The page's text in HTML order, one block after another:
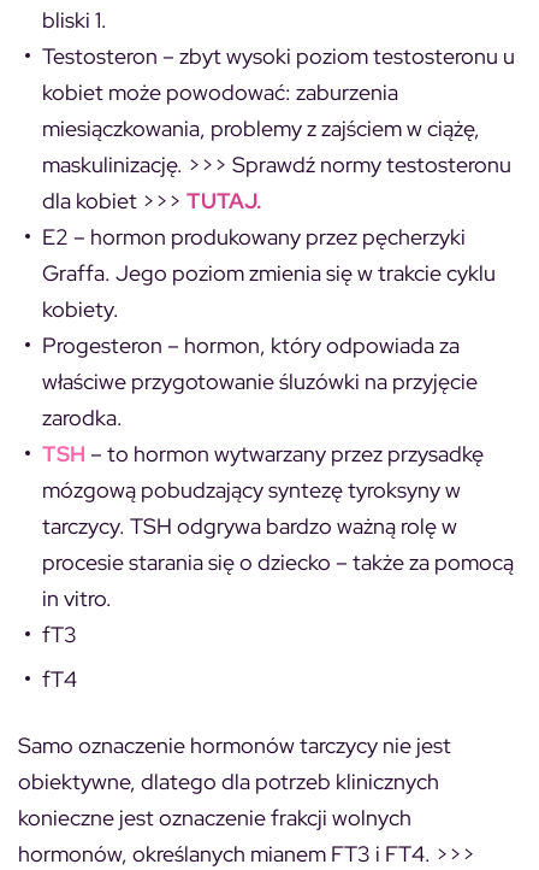
bliski 1.
Testosteron – zbyt wysoki poziom testosteronu u
kobiet może powodować: zaburzenia
miesiączkowania, problemy z zajściem w ciążę,
maskulinizację. >>> Sprawdź normy testosteronu
dla kobiet >>> TUTAJ.
E2 – hormon produkowany przez pęcherzyki
Graffa. Jego poziom zmienia się w trakcie cyklu
kobiety.
Progesteron – hormon, który odpowiada za
właściwe przygotowanie śluzówki na przyjęcie
zarodka.
TSH – to hormon wytwarzany przez przysadkę
mózgową pobudzający syntezę tyroksyny w
tarczycy. TSH odgrywa bardzo ważną rolę w
procesie starania się o dziecko – także za pomocą
in vitro.
fT3
fT4
Samo oznaczenie hormonów tarczycy nie jest
obiektywne, dlatego dla potrzeb klinicznych
konieczne jest oznaczenie frakcji wolnych
hormonów, określanych mianem FT3 i FT4. >>>